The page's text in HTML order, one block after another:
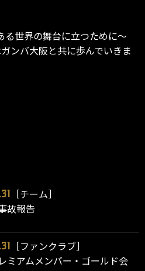
る世界の舞台に立つために～
ンバ大阪と共に歩んでいきま
［チーム］
故報告
［ファンクラブ］
レミアムメンバー・ゴールド会